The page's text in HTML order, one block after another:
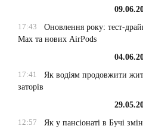
17:43
Оновлення року: тест-
Max та нових AirPods
17:41
Як водіям продовжити
заторів
12:57
Як у пансіонаті в Бучі